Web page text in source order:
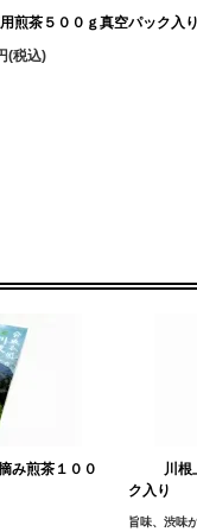
煎茶５００ｇ真空パック入
(税込)
み煎茶１００
川根
ク入り
旨味、渋味